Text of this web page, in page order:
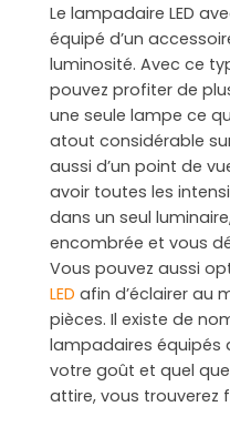
Le lampadaire LED
équipé d’un
luminosité. Avec ce
pouvez profiter de
une seule lampe ce
atout considérable
aussi d’un point de
avoir toutes les
dans un seul
encombrée et vous
Vous pouvez aussi
LED afin d’éclairer au
pièces. Il existe de
lampadaires équipés
votre goût et quel
attire, vous trouverez